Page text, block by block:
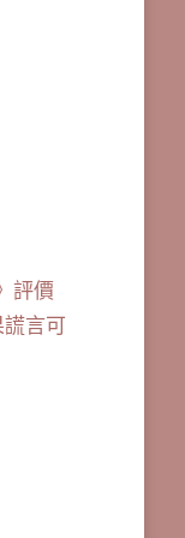
評價
言可